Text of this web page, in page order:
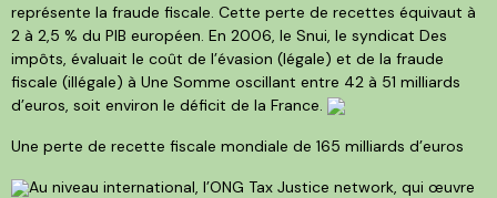
représente la fraude fiscale. Cette perte de recettes équivaut à
2 à 2,5 % du PIB européen. En 2006, le Snui, le syndicat Des
impôts, évaluait le coût de l’évasion (légale) et de la fraude
fiscale (illégale) à Une Somme oscillant entre 42 à 51 milliards
d’euros, soit environ le déficit de la France.
Une perte de recette fiscale mondiale de 165 milliards d’euros
Au niveau international, l’ONG Tax Justice network, qui œuvre